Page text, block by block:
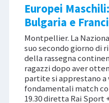
Europei
Bulgaria e
Montpellier. La
suo secondo giorno di
della rassegna
ragazzi dopo aver
partite si apprestano
fondamentali match
19.30 diretta Rai Sport